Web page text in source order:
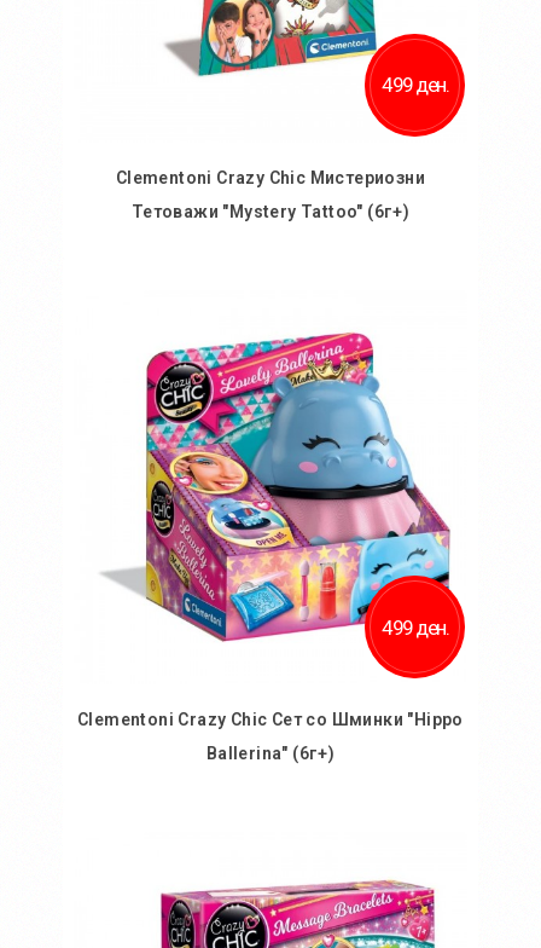
499 ден.
Clementoni Crazy Chic Мистериозни
Тетоважи "Mystery Tattoo" (6г+)
Додај во желби
Додај за споредба
499 ден.
Clementoni Crazy Chic Сет со Шминки "Hippo
Ballerina" (6г+)
Додај во желби
Додај за споредба